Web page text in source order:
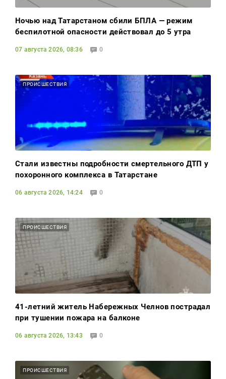
Ночью над Татарстаном сбили БПЛА — режим
беспилотной опасности действовал до 5 утра
07 августа 2026, 08:36 0
ПРОИСШЕСТВИЯ
Стали известны подробности смертельного ДТП у
похоронного комплекса в Татарстане
06 августа 2026, 14:24 0
ПРОИСШЕСТВИЯ
41-летний житель Набережных Челнов пострадал
при тушении пожара на балконе
06 августа 2026, 13:43 0
ПРОИСШЕСТВИЯ